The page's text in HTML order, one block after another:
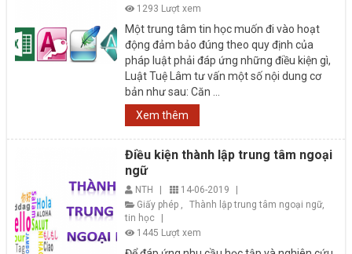
1293 Lượt xem
Một trung tâm tin học muốn đi vào hoạt
động đảm bảo đúng theo quy định của
pháp luật phải đáp ứng những điều kiện gì,
Luật Tuệ Lâm tư vấn một số nội dung cơ
bản như sau: Căn ...
Xem thêm
Điều kiện thành lập trung tâm ngoại
ngữ
NTH | 14-06-2019
|
Giấy phép
Thành lập trung tâm ngoại ngữ,
tin học
|
1445 Lượt xem